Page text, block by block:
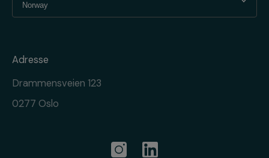
Adresse
Drammensveien 123
0277 Oslo